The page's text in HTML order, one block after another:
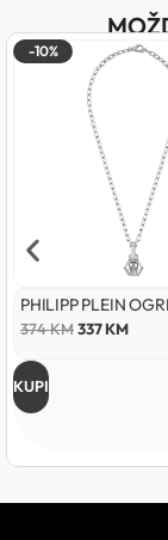
-10%
PHILIPP PLEIN
374KM337KM
KUPI